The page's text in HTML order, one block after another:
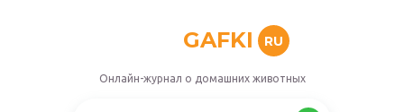
GAFKI RU
Онлайн-журнал о домашних животных